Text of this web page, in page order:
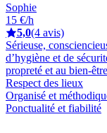
Sophie
15 €/h
5,0(4 avis)
Sérieuse,
d’hygiène et de
propreté et au bien-
Respect des lieux
Organisé et
Ponctualité et fiabilité